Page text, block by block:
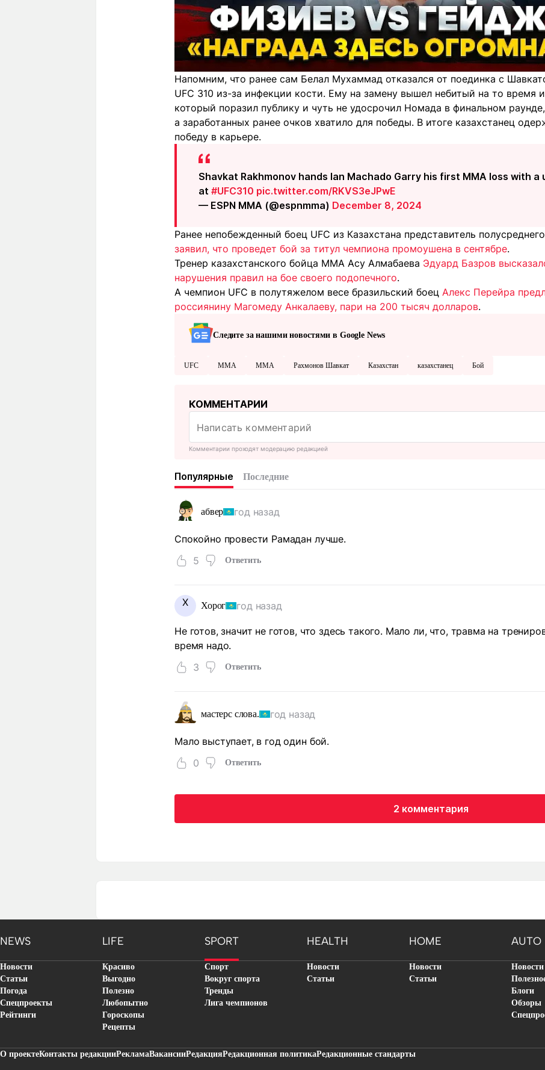
Напомним, что ранее сам Белал Мухаммад отказался от поединка с
UFC 310 из-за инфекции кости. Ему на замену вышел небитый на то время
который поразил публику и чуть не удосрочил Номада в финальном
а заработанных ранее очков хватило для победы. В итоге казахстанец
победу в карьере.
Shavkat Rakhmonov hands Ian Machado Garry his first MMA loss with a
at #UFC310 pic.twitter.com/RKVS3eJPwE
— ESPN MMA (@espnmma) December 8, 2024
Ранее непобежденный боец UFC из Казахстана представитель
заявил, что проведет бой за титул чемпиона промоушена в сентябре.
Тренер казахстанского бойца ММА Асу Алмабаева Эдуард Базров
нарушения правил на бое своего подопечного.
А чемпион UFC в полутяжелом весе бразильский боец Алекс Перейра
россиянину Магомеду Анкалаеву, пари на 200 тысяч долларов.
Следите за нашими новостями в Google News
UFC MMA ММА Рахмонов Шавкат Казахстан казахстанец Бой
КОММЕНТАРИИ
Комментарии проходят модерацию редакцией
Популярные Последние
абвер год назад
Спокойно провести Рамадан лучше.
5
Ответить
Х Хорог год назад
Не готов, значит не готов, что здесь такого. Мало ли, что, травма на
время надо.
3
Ответить
мастерс слова. год назад
Мало выступает, в год один бой.
0
Ответить
2 комментария
NEWS LIFE SPORT HEALTH HOME AUTO
Новости
Статьи
Погода
Спецпроекты
Рейтинги
Красиво
Выгодно
Полезно
Любопытно
Гороскопы
Рецепты
Спорт
Вокруг спорта
Тренды
Лига чемпионов
Новости
Статьи
Новости
Статьи
Новости
Блоги
Обзоры
О проектеКонтакты редакцииРекламаВакансииРедакцияРедакционная политикаРедакционные стандарты